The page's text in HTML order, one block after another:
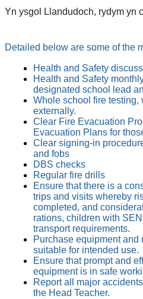
Yn ysgol Llandudoch, rydym yn
Detailed below are some of the
Health and Safety
Health and Safety
designated school lead
Whole school fire testing,
externally.
Clear Fire Evacuation
Evacuation Plans for
Clear signing-in
and fobs
DBS checks
Regular fire drills
Ensure that there is a
trips and visits whereby
completed, and
rations, children with
transport requirements.
Purchase equipment and
suitable for intended use.
Ensure that prompt and
equipment is in safe
Report all major
the Head Teacher.